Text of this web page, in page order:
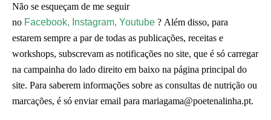
Não se esqueçam de me seguir
no Facebook, Instagram, Youtube ? Além disso, para
estarem sempre a par de todas as publicações, receitas e
workshops, subscrevam as notificações no site, que é só carregar
na campainha do lado direito em baixo na página principal do
site. Para saberem informações sobre as consultas de nutrição ou
marcações, é só enviar email para mariagama@poetenalinha.pt.